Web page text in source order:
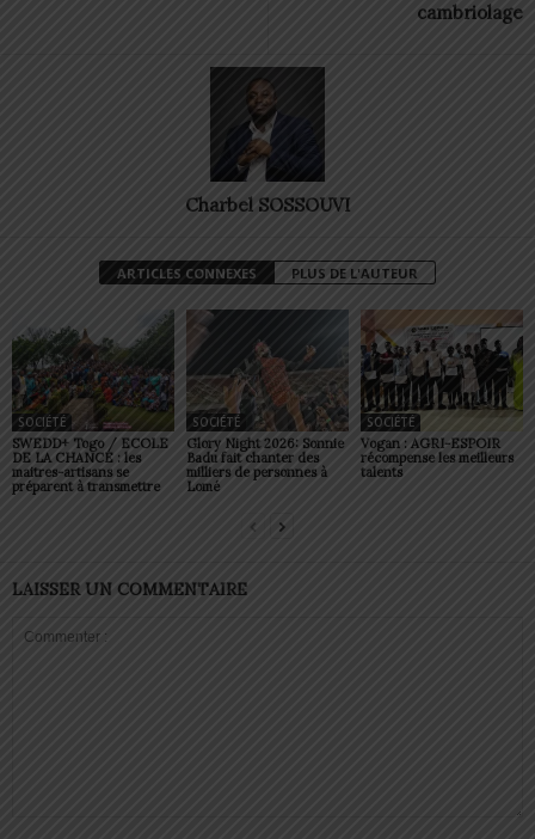
cambriolage
Charbel SOSSOUVI
ARTICLES CONNEXES PLUS DE L'AUTEUR
SOCIÉTÉ
SWEDD+ Togo / ECOLE
DE LA CHANCE : les
maitres-artisans se
préparent à transmettre
SOCIÉTÉ
Glory Night 2026: Sonnie
Badu fait chanter des
milliers de personnes à
Lomé
SOCIÉTÉ
Vogan : AGRI-ESPOIR
récompense les meilleurs
talents
LAISSER UN COMMENTAIRE